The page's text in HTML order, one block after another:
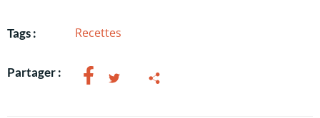
Tags : Recettes
Partager :